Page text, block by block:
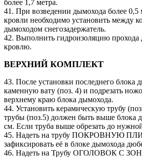
более 1,7 метра.
41. При возведении дымохода более 0,5
кровли необходимо установить между
дымоходом снегозадержатель.
42. Выполнить гидроизоляцию прохода
кровлю.
ВЕРХНИЙ КОМПЛЕКТ
43. После установки последнего блока
каменную вату (поз. 4) и подрезать
верхнему краю блока дымохода.
44. Установить керамическую трубу
трубы (поз.5) должен быть выше блока
см. Если труба выше обрезать до
45. Надеть на трубу ПОКРОВНУЮ
зафиксировать её в блоке дымохода
46. Надеть на Трубу ОГОЛОВОК С